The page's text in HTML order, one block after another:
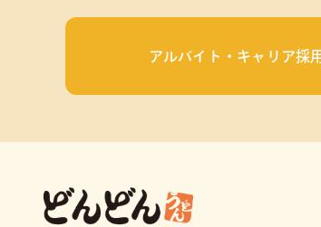
アルバイト・キャリア採用